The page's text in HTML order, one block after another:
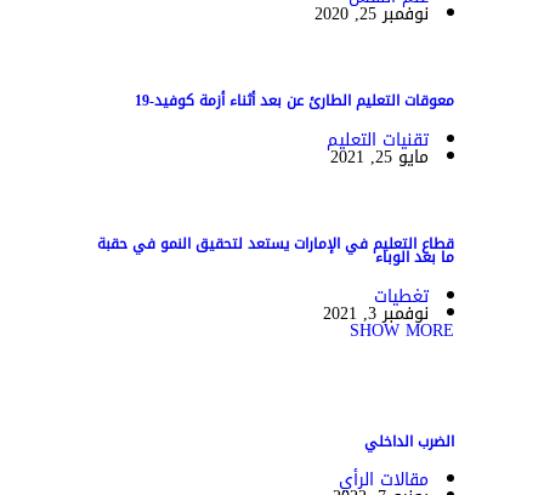
نوفمبر 25, 2020
معوقات التعليم الطارئ عن بعد أثناء أزمة كوفيد-19
تقنيات التعليم
مايو 25, 2021
قطاع التعليم في الإمارات يستعد لتحقيق النمو في حقبة
ما بعد الوباء
تغطيات
نوفمبر 3, 2021
SHOW MORE
الضرب الداخلي
مقالات الرأي